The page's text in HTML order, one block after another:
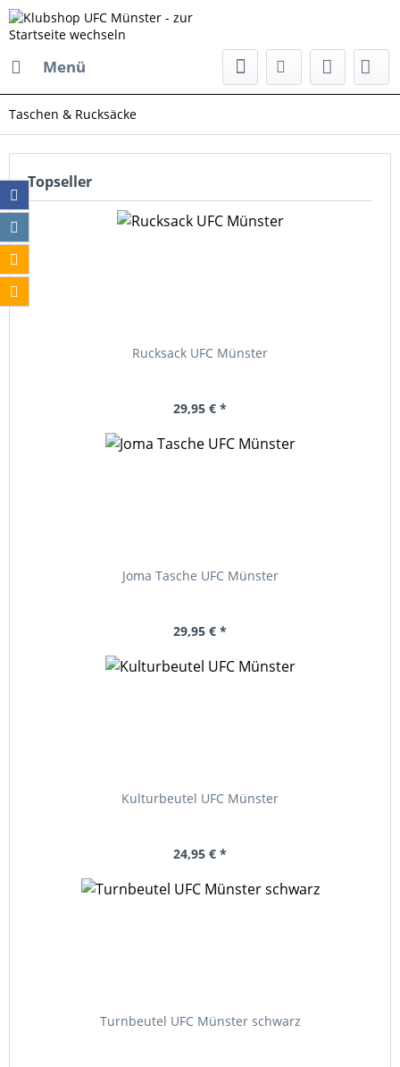
Menü
Taschen & Rucksäcke
Topseller
Rucksack UFC Münster
29,95 € *
Joma Tasche UFC Münster
29,95 € *
Kulturbeutel UFC Münster
24,95 € *
Turnbeutel UFC Münster schwarz